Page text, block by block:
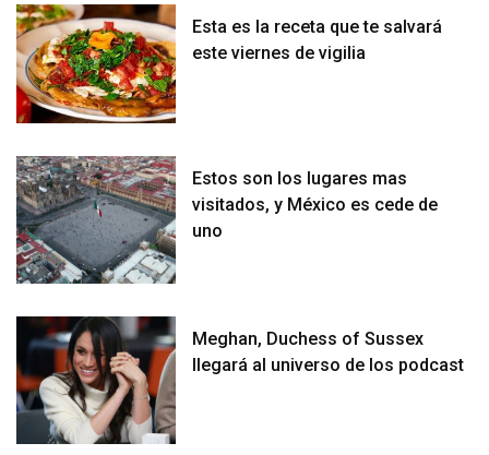
Esta es la receta que te salvará
este viernes de vigilia
Estos son los lugares mas
visitados, y México es cede de
uno
Meghan, Duchess of Sussex
llegará al universo de los podcast